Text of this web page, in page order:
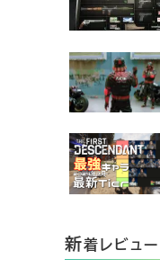
新着レビュー